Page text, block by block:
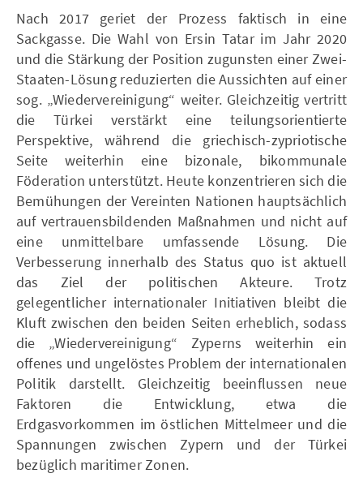
Nach 2017 geriet der Prozess faktisch in eine
Sackgasse. Die Wahl von Ersin Tatar im Jahr 2020
und die Stärkung der Position zugunsten einer Zwei-
Staaten-Lösung reduzierten die Aussichten auf einer
sog. „Wiedervereinigung“ weiter. Gleichzeitig vertritt
die Türkei verstärkt eine teilungsorientierte
Perspektive, während die griechisch-zypriotische
Seite weiterhin eine bizonale, bikommunale
Föderation unterstützt. Heute konzentrieren sich die
Bemühungen der Vereinten Nationen hauptsächlich
auf vertrauensbildenden Maßnahmen und nicht auf
eine unmittelbare umfassende Lösung. Die
Verbesserung innerhalb des Status quo ist aktuell
das Ziel der politischen Akteure. Trotz
gelegentlicher internationaler Initiativen bleibt die
Kluft zwischen den beiden Seiten erheblich, sodass
die „Wiedervereinigung“ Zyperns weiterhin ein
offenes und ungelöstes Problem der internationalen
Politik darstellt. Gleichzeitig beeinflussen neue
Faktoren die Entwicklung, etwa die
Erdgasvorkommen im östlichen Mittelmeer und die
Spannungen zwischen Zypern und der Türkei
bezüglich maritimer Zonen.